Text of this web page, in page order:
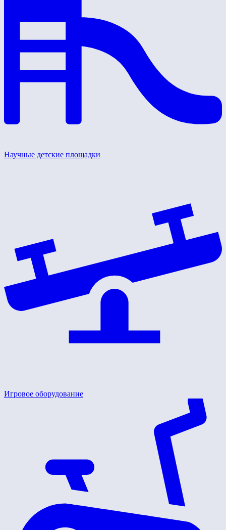
Научные детские площадки
Игровое оборудование